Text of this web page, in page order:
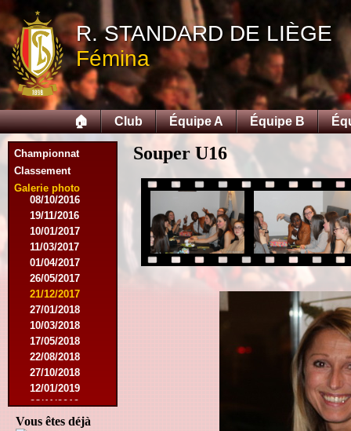
R. STANDARD DE LIÈGE
Fémina
🏠 Club Équipe A Équipe B
Championnat
Classement
Galerie photo
05/12/2015
12/12/2015
09/02/2016
27/02/2016
09/03/2016
12/03/2016
19/03/2016
16/04/2016
21/05/2016
27/05/2016
09/08/2016
20/08/2016
08/10/2016
19/11/2016
10/01/2017
11/03/2017
01/04/2017
26/05/2017
21/12/2017
27/01/2018
10/03/2018
17/05/2018
22/08/2018
27/10/2018
12/01/2019
23/11/2019
Vous êtes déjà
Souper U16